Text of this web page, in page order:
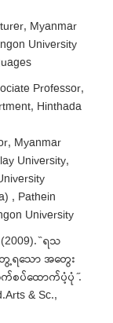
Myanmar
University
Professor,
Hinthada
Myanmar
University,
, Pathein
University
(2009). ̏ ရသ
ေ့ရသော အတွေး
စပ်ထောက်ပံ့ပုံ ̋.
& Sc.,